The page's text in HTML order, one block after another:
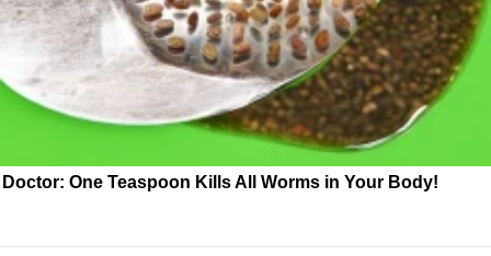
Doctor: One Teaspoon Kills All Worms in Your Body!